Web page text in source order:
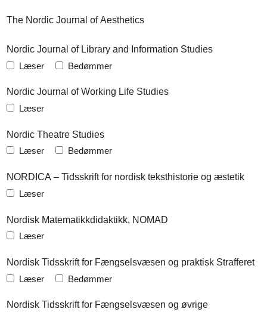
The Nordic Journal of Aesthetics
Nordic Journal of Library and Information Studies
Læser Bedømmer
Nordic Journal of Working Life Studies
Læser
Nordic Theatre Studies
Læser Bedømmer
NORDICA – Tidsskrift for nordisk teksthistorie og æstetik
Læser
Nordisk Matematikkdidaktikk, NOMAD
Læser
Nordisk Tidsskrift for Fængselsvæsen og praktisk Strafferet
Læser Bedømmer
Nordisk Tidsskrift for Fængselsvæsen og øvrige